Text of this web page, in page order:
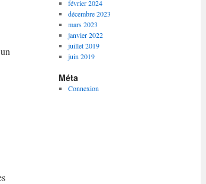
février 2024
décembre 2023
mars 2023
janvier 2022
juillet 2019
juin 2019
Méta
Connexion